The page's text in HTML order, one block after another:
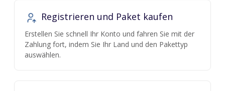
Registrieren und Paket kaufen
Erstellen Sie schnell Ihr Konto und fahren Sie mit der
Zahlung fort, indem Sie Ihr Land und den Pakettyp
auswählen.